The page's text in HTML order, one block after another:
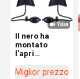
Il nero ha
montato
l'apri
della porta
Miglior prezzo